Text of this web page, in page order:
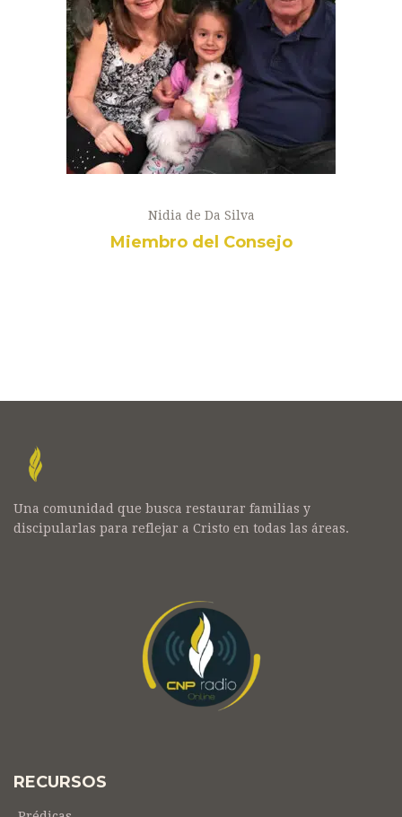
Nidia de Da Silva
Miembro del Consejo
Una comunidad que busca restaurar familias y
discipularlas para reflejar a Cristo en todas las áreas.
RECURSOS